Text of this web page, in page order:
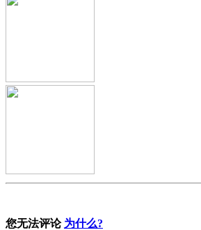
您无法评论 为什么?